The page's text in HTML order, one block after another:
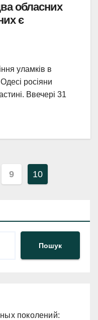
обласних
є
уламків в
росіяни
Ввечері 31
9 10
Пошук
поколений: